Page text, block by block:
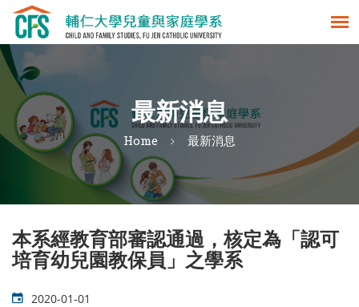
最新消息
Home 最新消息
本系經教育部審認通過，核定為「認可
培育幼兒園教保員」之學系
2020-01-01